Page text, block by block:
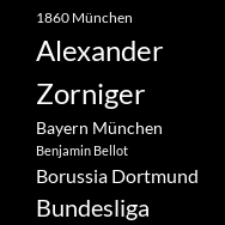
1860 München
Alexander
Zorniger
Bayern München
Benjamin Bellot
Borussia Dortmund
Bundesliga